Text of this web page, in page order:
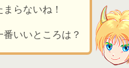
らないね！
いいところは？